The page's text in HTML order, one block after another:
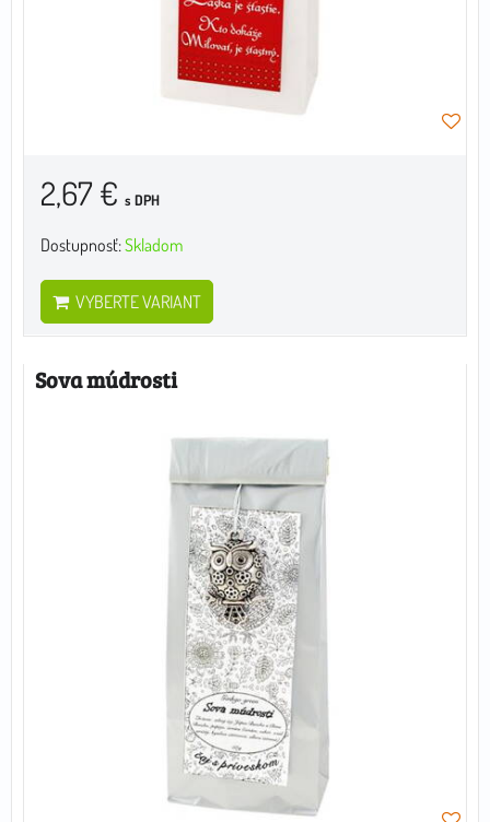
2,67 € s DPH
Dostupnosť:Skladom
VYBERTE VARIANT
Sova múdrosti